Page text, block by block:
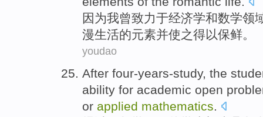
因为我曾致力于经济学和数学领
漫生活的元素并使之得以保鲜。
youdao
After four-years-study, the
ability for academic open
or applied mathematics.